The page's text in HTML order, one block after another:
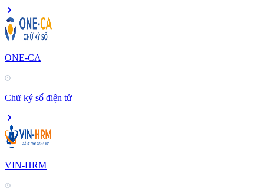
ONE-CA
Chữ ký số điện tử
VIN-HRM